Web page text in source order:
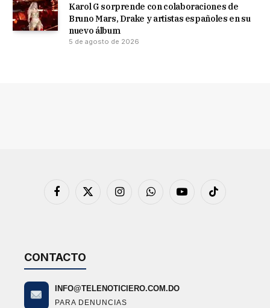
Karol G sorprende con colaboraciones de
Bruno Mars, Drake y artistas españoles en su
nuevo álbum
5 de agosto de 2026
Facebook
X
InstagramWhatsAppYouTubeTikTok
CONTACTO
INFO@TELENOTICIERO.COM.DO
PARA DENUNCIAS